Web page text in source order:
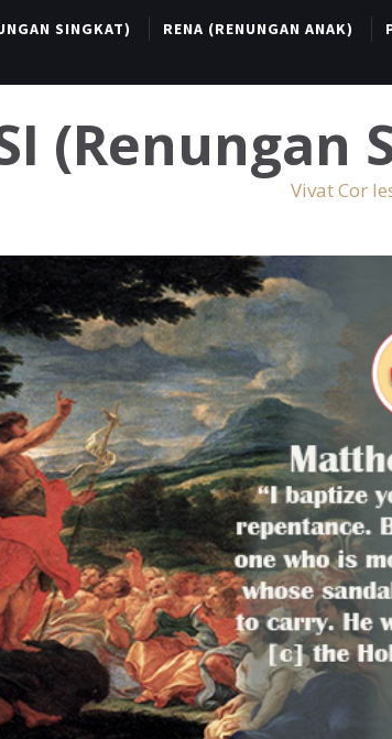
SINGKAT) RENA (RENUNGAN ANAK)
(Renungan
Vivat Cor